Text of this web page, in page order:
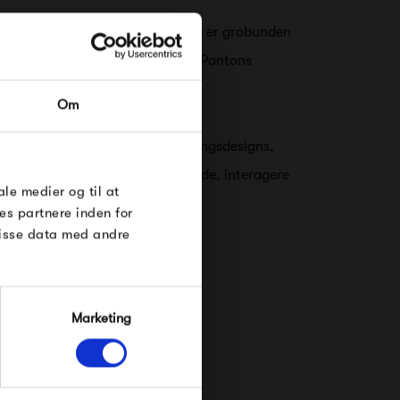
Om
medier og til at
partnere inden for
data med andre
Marketing
møbelprogram, som nu i dag er grobunden
udvalg der tilbydes af Verner Pantons
af tidløse møbler samt belysningsdesigns,
og viser nye måder at arbejde, interagere